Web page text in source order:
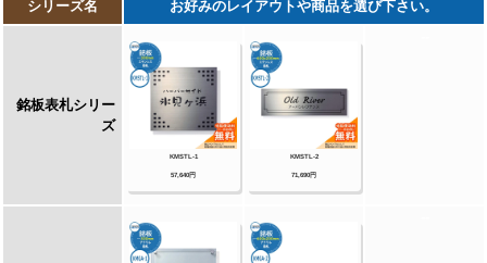
ストーン表札・木調表札・真鍮表札・タイル表
札・ソネット門柱1型・アルディ門柱・マイ門
柱SI型（アルミタイプ/デザインタイプ/ポリカ
タイプ）・マイ門柱（2型/3型/4型）・クレデ
ィ門柱（1型/2型/3型）・クレディ門柱（Nタ
イプ：照明無/Lタイプ：照明付）・パレット門
柱（T1型/P1型）・ブルーム門柱M1型・鋳造
立体文字プレート 等